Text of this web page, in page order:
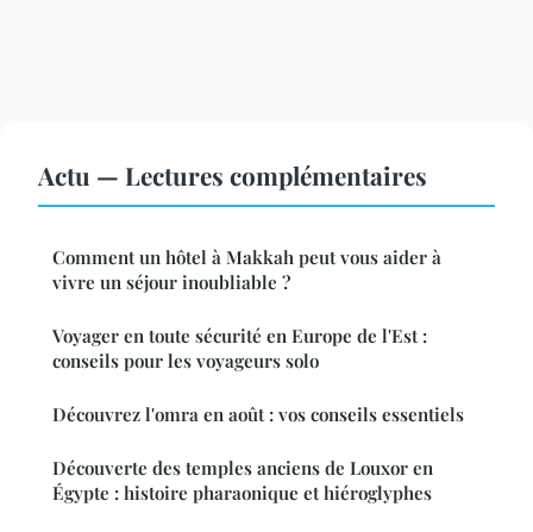
Actu — Lectures complémentaires
Comment un hôtel à Makkah peut vous aider à
vivre un séjour inoubliable ?
Voyager en toute sécurité en Europe de l'Est :
conseils pour les voyageurs solo
Découvrez l'omra en août : vos conseils essentiels
Découverte des temples anciens de Louxor en
Égypte : histoire pharaonique et hiéroglyphes